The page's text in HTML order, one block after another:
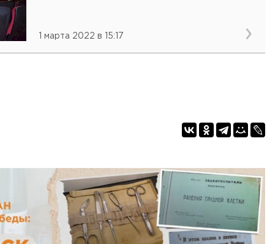
1 марта 2022 в 15:17